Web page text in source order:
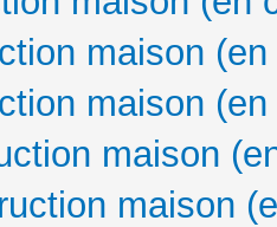
maison
maison
maison
maison